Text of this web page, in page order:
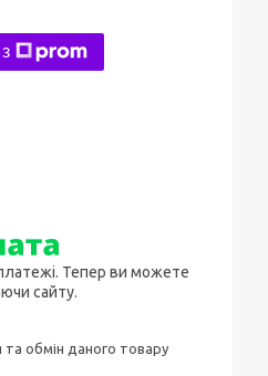
Тепер ви можете
сайту.